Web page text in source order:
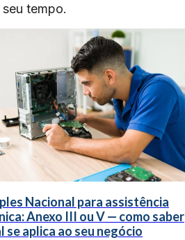
tempo.
Nacional para assistência
Anexo III ou V — como saber
se aplica ao seu negócio